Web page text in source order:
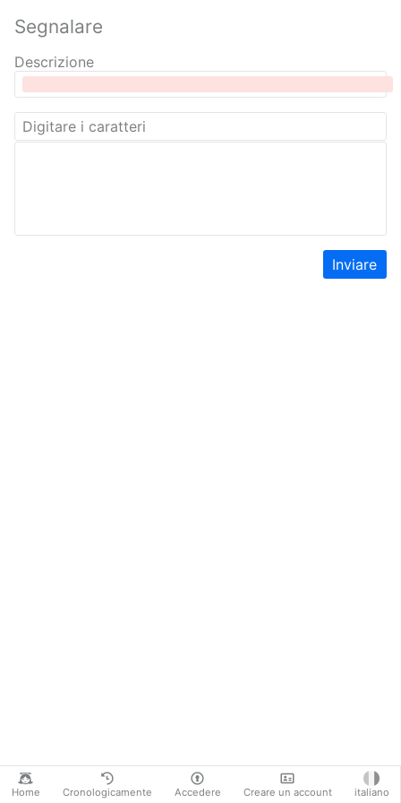
Home Cronologicamente Accedere Creare un account italiano
Segnalare
Descrizione
Inviare